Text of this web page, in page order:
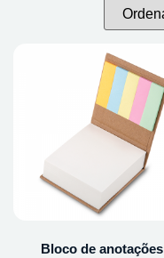
Bloco de anotações